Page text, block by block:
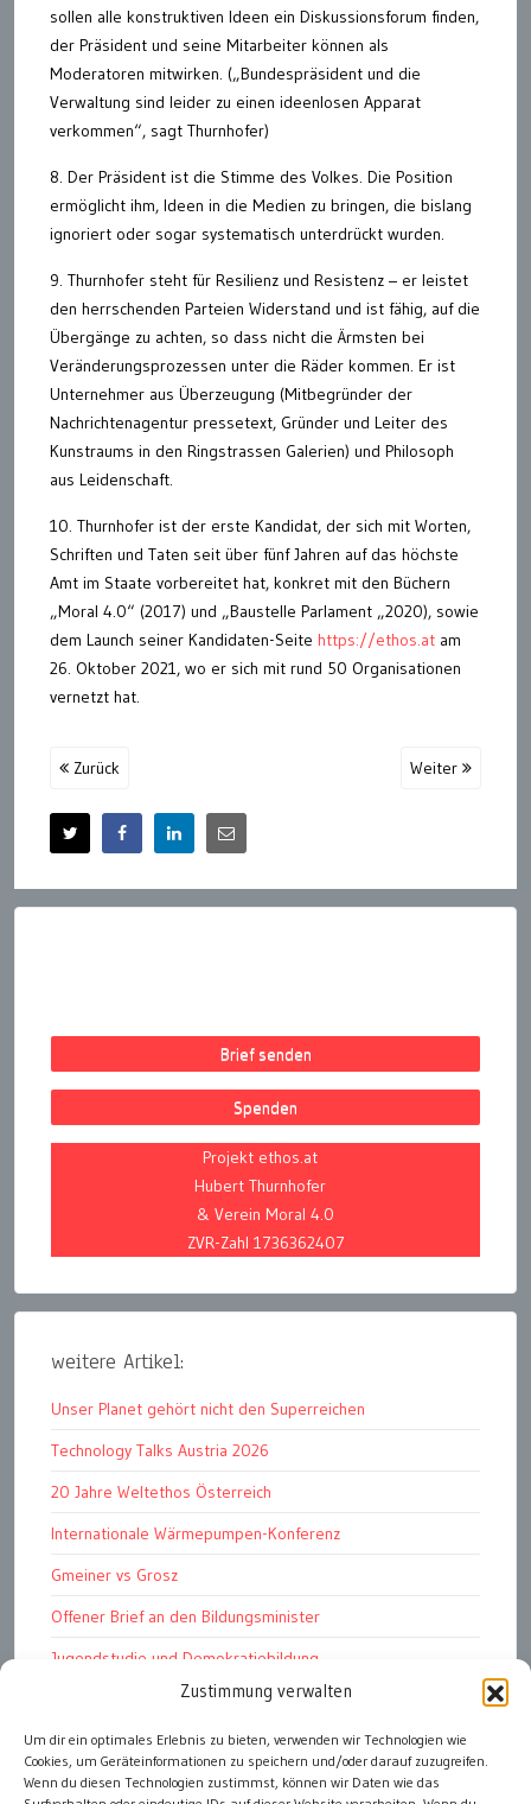
Zustimmung verwalten
Um dir ein optimales Erlebnis zu bieten, verwenden wir Technologien wie
Cookies, um Geräteinformationen zu speichern und/oder darauf zuzugreifen.
Wenn du diesen Technologien zustimmst, können wir Daten wie das
sollen alle konstruktiven Ideen ein Diskussionsforum finden,
der Präsident und seine Mitarbeiter können als
Moderatoren mitwirken. („Bundespräsident und die
Verwaltung sind leider zu einen ideenlosen Apparat
verkommen“, sagt Thurnhofer)
8. Der Präsident ist die Stimme des Volkes. Die Position
ermöglicht ihm, Ideen in die Medien zu bringen, die bislang
ignoriert oder sogar systematisch unterdrückt wurden.
9. Thurnhofer steht für Resilienz und Resistenz – er leistet
den herrschenden Parteien Widerstand und ist fähig, auf die
Übergänge zu achten, so dass nicht die Ärmsten bei
Veränderungsprozessen unter die Räder kommen. Er ist
Unternehmer aus Überzeugung (Mitbegründer der
Nachrichtenagentur pressetext, Gründer und Leiter des
Kunstraums in den Ringstrassen Galerien) und Philosoph
aus Leidenschaft.
10. Thurnhofer ist der erste Kandidat, der sich mit Worten,
Schriften und Taten seit über fünf Jahren auf das höchste
Amt im Staate vorbereitet hat, konkret mit den Büchern
„Moral 4.0“ (2017) und „Baustelle Parlament „2020), sowie
dem Launch seiner Kandidaten-Seite https://ethos.at am
26. Oktober 2021, wo er sich mit rund 50 Organisationen
vernetzt hat.
Zurück Weiter
Brief senden
Spenden
Projekt ethos.at
Hubert Thurnhofer
& Verein Moral 4.0
ZVR-Zahl 1736362407
weitere Artikel:
Unser Planet gehört nicht den Superreichen
Technology Talks Austria 2026
20 Jahre Weltethos Österreich
Internationale Wärmepumpen-Konferenz
Gmeiner vs Grosz
Offener Brief an den Bildungsminister
Jugendstudie und Demokratiebildung
Solschenizyn, Dugin und der Westen
Finanzindustrie manipuliert Schüler
Chemtrails Contrails Geoengineering